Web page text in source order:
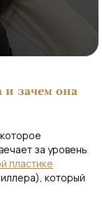
и зачем она
за уровень
пластике
который